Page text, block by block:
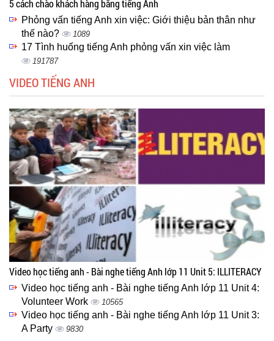
5 cách chào khách hàng bằng tiếng Anh
Phỏng vấn tiếng Anh xin việc: Giới thiệu bản thân như
thế nào?
1089
17 Tình huống tiếng Anh phỏng vấn xin việc làm
191787
VIDEO TIẾNG ANH
Video học tiếng anh - Bài nghe tiếng Anh lớp 11 Unit 5: ILLITERACY
Video học tiếng anh - Bài nghe tiếng Anh lớp 11 Unit 4:
Volunteer Work
10565
Video học tiếng anh - Bài nghe tiếng Anh lớp 11 Unit 3:
A Party
9830